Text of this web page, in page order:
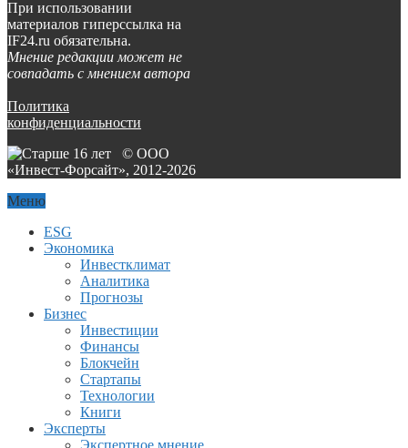
При использовании
материалов гиперссылка на
IF24.ru обязательна.
Мнение редакции может не
совпадать с мнением автора
Политика
конфиденциальности
© ООО
«Инвест-Форсайт», 2012-2026
Меню
ESG
Экономика
Инвестклимат
Аналитика
Прогнозы
Бизнес
Инвестиции
Финансы
Блокчейн
Стартапы
Технологии
Книги
Эксперты
Экспертное мнение